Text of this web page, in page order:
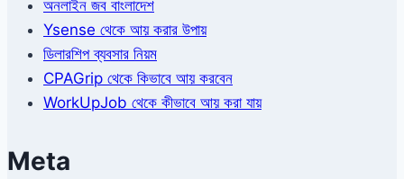
অনলাইন জব বাংলাদেশ
Ysense থেকে আয় করার উপায়
ডিলারশিপ ব্যবসার নিয়ম
CPAGrip থেকে কিভাবে আয় করবেন
WorkUpJob থেকে কীভাবে আয় করা যায়
Meta